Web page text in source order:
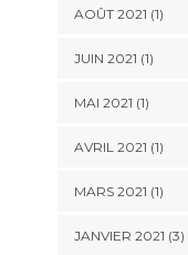
AOÛT 2021 (1)
JUIN 2021 (1)
MAI 2021 (1)
AVRIL 2021 (1)
MARS 2021 (1)
JANVIER 2021 (3)